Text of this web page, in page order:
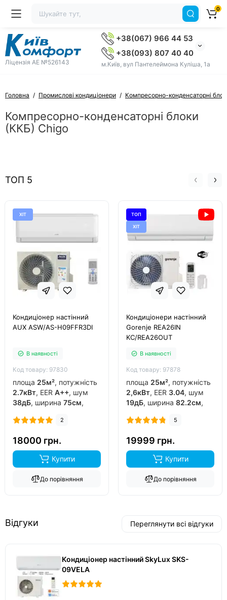
Ліцензія AE №526143
+38(067) 966 44 53
+38(093) 807 40 40
м.Київ, вул Пантелеймона Куліша, 1а
0
Головна Промислові кондиціонери Компресорно-конденсаторні
Компресорно-конденсаторні блоки
(ККБ) Chigo
ТОП 5
ХІТ
Кондиціонер настінний
AUX ASW/AS-H09FFR3DI
В наявності
Код товару: 97830
площа 25м², потужність
2.7кВт, EER A++, шум
38дБ, ширина 75см,
китай, інвертор
2
18000 грн.
Купити
До порівняння
ТОП
ХІТ
Кондиціонери настінний
Gorenje REA26IN
KC/REA26OUT
В наявності
Код товару: 97878
площа 25м², потужність
2,6кВт, EER 3.04, шум
19дБ, ширина 82.2см,
китай, інвертор
5
19999 грн.
Купити
До порівняння
Відгуки Переглянути всі відгуки
Кондиціонер настінний SkyLux SKS-
09VELA